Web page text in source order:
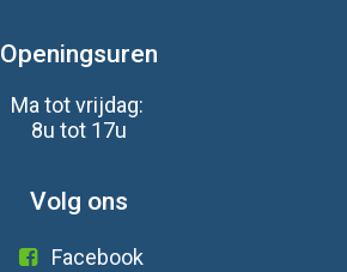
Openingsuren
Ma tot vrijdag:
8u tot 17u
Volg ons
Facebook